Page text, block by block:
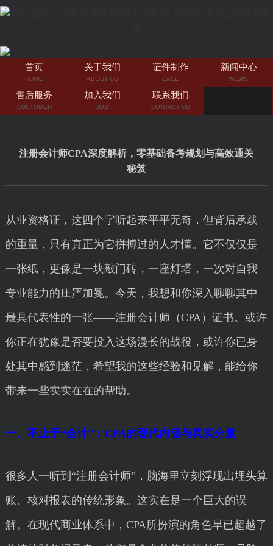
首页
HOME
关于我们
ABOUT US
证件制作
CASE
新闻中心
NEWS
售后服务
CUSTOMER
加入我们
JOB
联系我们
CONTACT US
注册会计师CPA深度解析，零基础备考规划与高效通关
秘笈
从业资格证，这四个字听起来平平无奇，但背后承载
的重量，只有真正为它拼搏过的人才懂。它不仅仅是
一张纸，更像是一块敲门砖，一座灯塔，一次对自我
专业能力的庄严加冕。今天，我想和你深入聊聊其中
最具代表性的一张——注册会计师（CPA）证书。或许
你正在犹豫是否要投入这场漫长的战役，或许你已身
处其中感到迷茫，希望我的这些经验和见解，能给你
带来一些实实在在的帮助。
一、不止于“会计”：CPA的现代内涵与真实分量
很多人一听到“注册会计师”，脑海里立刻浮现出埋头算
账、核对报表的传统形象。这实在是一个巨大的误
解。在现代商业体系中，CPA所扮演的角色早已超越了